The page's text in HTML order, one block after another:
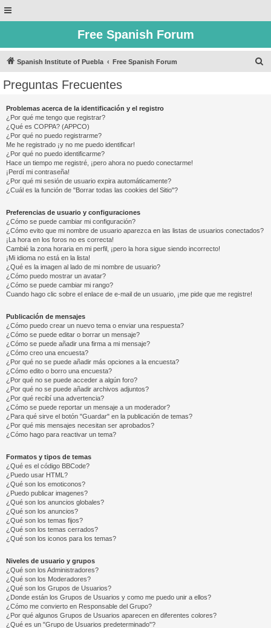
Free Spanish Forum
Spanish Institute of Puebla Free Spanish Forum
Preguntas Frecuentes
Problemas acerca de la identificación y el registro
¿Por qué me tengo que registrar?
¿Qué es COPPA? (APPCO)
¿Por qué no puedo registrarme?
Me he registrado ¡y no me puedo identificar!
¿Por qué no puedo identificarme?
Hace un tiempo me registré, ¡pero ahora no puedo conectarme!
¡Perdí mi contraseña!
¿Por qué mi sesión de usuario expira automáticamente?
¿Cuál es la función de "Borrar todas las cookies del Sitio"?
Preferencias de usuario y configuraciones
¿Cómo se puede cambiar mi configuración?
¿Cómo evito que mi nombre de usuario aparezca en las listas de usuarios conectados?
¡La hora en los foros no es correcta!
Cambié la zona horaria en mi perfil, ¡pero la hora sigue siendo incorrecto!
¡Mi idioma no está en la lista!
¿Qué es la imagen al lado de mi nombre de usuario?
¿Cómo puedo mostrar un avatar?
¿Cómo se puede cambiar mi rango?
Cuando hago clic sobre el enlace de e-mail de un usuario, ¡me pide que me registre!
Publicación de mensajes
¿Cómo puedo crear un nuevo tema o enviar una respuesta?
¿Cómo se puede editar o borrar un mensaje?
¿Cómo se puede añadir una firma a mi mensaje?
¿Cómo creo una encuesta?
¿Por qué no se puede añadir más opciones a la encuesta?
¿Cómo edito o borro una encuesta?
¿Por qué no se puede acceder a algún foro?
¿Por qué no se puede añadir archivos adjuntos?
¿Por qué recibí una advertencia?
¿Cómo se puede reportar un mensaje a un moderador?
¿Para qué sirve el botón "Guardar" en la publicación de temas?
¿Por qué mis mensajes necesitan ser aprobados?
¿Cómo hago para reactivar un tema?
Formatos y tipos de temas
¿Qué es el código BBCode?
¿Puedo usar HTML?
¿Qué son los emoticonos?
¿Puedo publicar imagenes?
¿Qué son los anuncios globales?
¿Qué son los anuncios?
¿Qué son los temas fijos?
¿Qué son los temas cerrados?
¿Qué son los iconos para los temas?
Niveles de usuario y grupos
¿Qué son los Administradores?
¿Qué son los Moderadores?
¿Qué son los Grupos de Usuarios?
¿Donde están los Grupos de Usuarios y como me puedo unir a ellos?
¿Cómo me convierto en Responsable del Grupo?
¿Por qué algunos Grupos de Usuarios aparecen en diferentes colores?
¿Qué es un "Grupo de Usuarios predeterminado"?